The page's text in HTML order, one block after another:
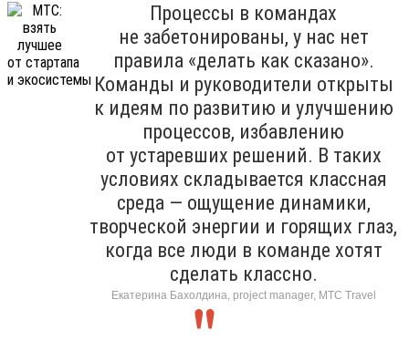
Процессы в командах
не забетонированы, у нас нет
правила «делать как сказано».
Команды и руководители открыты
к идеям по развитию и улучшению
процессов, избавлению
от устаревших решений. В таких
условиях складывается классная
среда — ощущение динамики,
творческой энергии и горящих глаз,
когда все люди в команде хотят
сделать классно.
Екатерина Бахолдина, project manager, МТС Travel